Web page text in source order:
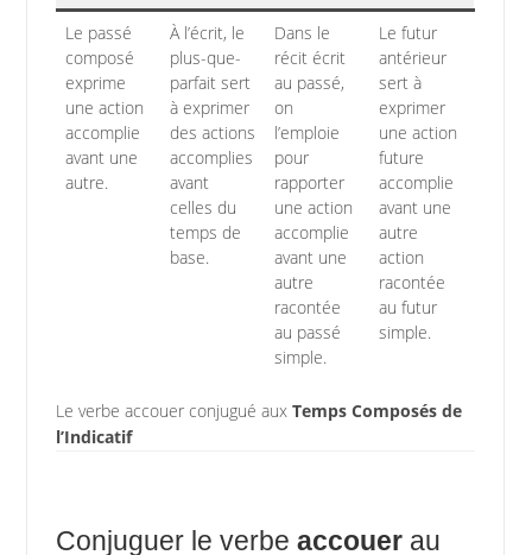
Le passé
composé
exprime
une action
accomplie
avant une
autre.
À l’écrit, le
plus-que-
parfait sert
à exprimer
des actions
accomplies
avant
celles du
temps de
base.
Dans le
récit écrit
au passé,
on
l’emploie
pour
rapporter
une action
accomplie
avant une
autre
racontée
au passé
simple.
Le futur
antérieur
sert à
exprimer
une action
future
accomplie
avant une
autre
action
racontée
au futur
simple.
Le verbe accouer conjugué aux Temps Composés de
l’Indicatif
Conjuguer le verbe accouerau